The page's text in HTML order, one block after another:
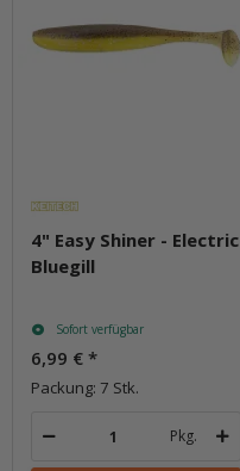
4" Easy Shiner - Electric
Bluegill
Sofort verfügbar
6,99 € *
Packung: 7 Stk.
Pkg.